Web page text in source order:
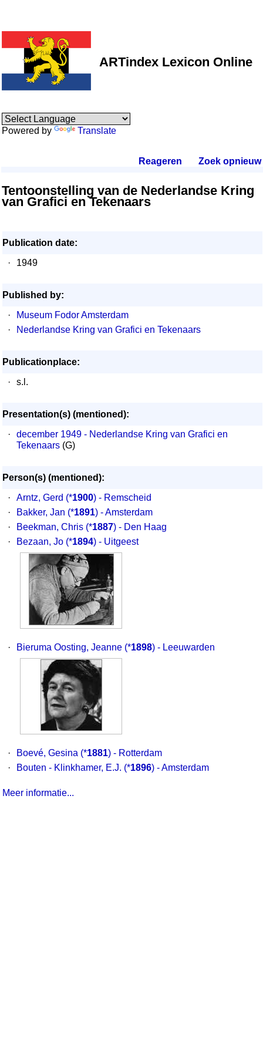
ARTindex Lexicon Online
Powered by Translate
Reageren Zoek opnieuw.
Tentoonstelling van de Nederlandse Kring
van Grafici en Tekenaars
Publication date:
·
1949
Published by:
·
Museum Fodor Amsterdam
·
Nederlandse Kring van Grafici en Tekenaars
Publicationplace:
·
s.l.
Presentation(s) (mentioned):
·
december 1949 - Nederlandse Kring van Grafici en
Tekenaars (G)
Person(s) (mentioned):
·
Arntz, Gerd (*1900) - Remscheid
·
Bakker, Jan (*1891) - Amsterdam
·
Beekman, Chris (*1887) - Den Haag
·
Bezaan, Jo (*1894) - Uitgeest
· Bieruma Oosting, Jeanne (*1898) - Leeuwarden
· Boevé, Gesina (*1881) - Rotterdam
·
Bouten - Klinkhamer, E.J. (*1896) - Amsterdam
Meer informatie...